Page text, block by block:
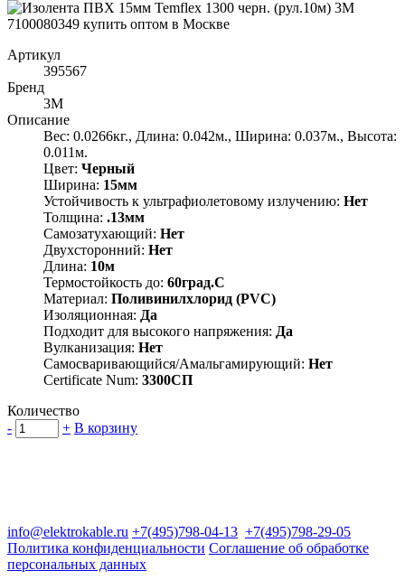
Артикул
395567
Бренд
3М
Описание
Вес: 0.0266кг., Длина: 0.042м., Ширина: 0.037м., Высота:
0.011м.
Цвет: Черный
Ширина: 15мм
Устойчивость к ультрафиолетовому излучению: Нет
Толщина: .13мм
Самозатухающий: Нет
Двухсторонний: Нет
Длина: 10м
Термостойкость до: 60град.C
Материал: Поливинилхлорид (PVC)
Изоляционная: Да
Подходит для высокого напряжения: Да
Вулканизация: Нет
Самосваривающийся/Амальгамирующий: Нет
Certificate Num: 3300СП
Количество
-
+ В корзину
info@elektrokable.ru +7(495)798-04-13 +7(495)798-29-05
Политика конфиденциальности Соглашение об обработке
персональных данных